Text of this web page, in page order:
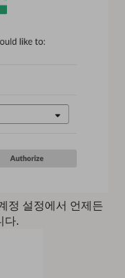
정 설정에서 언제든
다.